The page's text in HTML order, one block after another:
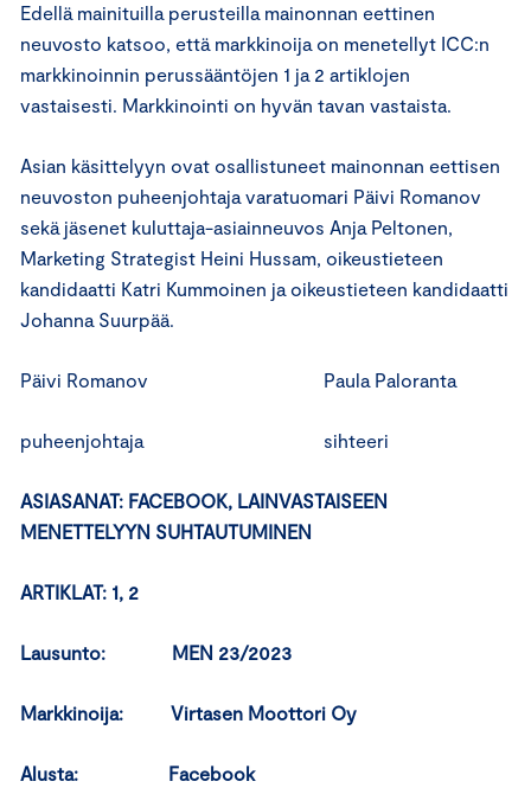
Edellä mainituilla perusteilla mainonnan eettinen
neuvosto katsoo, että markkinoija on menetellyt ICC:n
markkinoinnin perussääntöjen 1 ja 2 artiklojen
vastaisesti. Markkinointi on hyvän tavan vastaista.
Asian käsittelyyn ovat osallistuneet mainonnan eettisen
neuvoston puheenjohtaja varatuomari Päivi Romanov
sekä jäsenet kuluttaja-asiainneuvos Anja Peltonen,
Marketing Strategist Heini Hussam, oikeustieteen
kandidaatti Katri Kummoinen ja oikeustieteen kandidaatti
Johanna Suurpää.
Päivi Romanov Paula Paloranta
puheenjohtaja sihteeri
ASIASANAT: FACEBOOK, LAINVASTAISEEN
MENETTELYYN SUHTAUTUMINEN
ARTIKLAT: 1, 2
Lausunto: MEN 23/2023
Markkinoija: Virtasen Moottori Oy
Alusta: Facebook